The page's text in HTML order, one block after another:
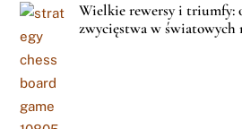
Wielkie rewersy i triumfy:
zwycięstwa w światowych